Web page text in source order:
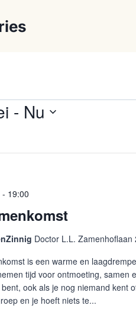
- Nu
- 19:00
Doctor L.L.
is een warme en
tijd voor ontmoeting,
ook als je nog niemand kent
en je hoeft niets te...